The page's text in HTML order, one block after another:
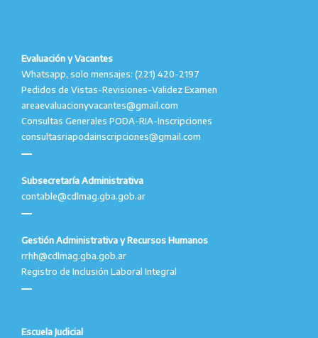
Evaluación y Vacantes
Whatsapp, solo mensajes: (221) 420-2197
Pedidos de Vistas-Revisiones-Validez Examen
areaevaluacionyvacantes@gmail.com
Consultas Generales PODA-RIA-Inscripciones
consultasriapodainscripciones@gmail.com
Subsecretaría Administrativa
contable@cdlmag.gba.gob.ar
Gestión Administrativa y Recursos Humanos
rrhh@cdlmag.gba.gob.ar
Registro de Inclusión Laboral Integral
Escuela Judicial